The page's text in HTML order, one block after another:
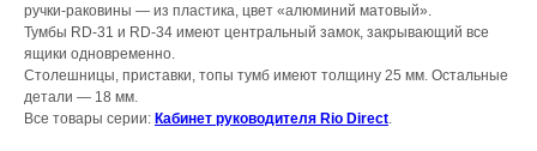
ручки-раковины — из пластика, цвет «алюминий матовый».
Тумбы RD-31 и RD-34 имеют центральный замок, закрывающий все
ящики одновременно.
Столешницы, приставки, топы тумб имеют толщину 25 мм. Остальные
детали — 18 мм.
Все товары серии: Кабинет руководителя Rio Direct.